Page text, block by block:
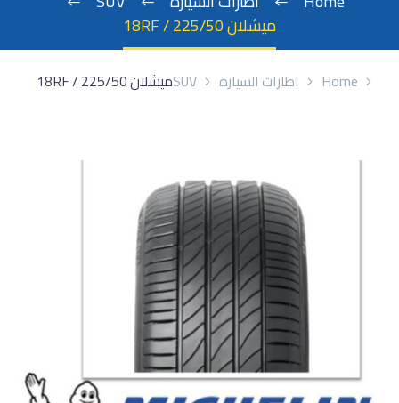
English
ميشلان 225/50 / 18RF
Home اطارات السيارة SUVميشلان 225/50 / 18RF